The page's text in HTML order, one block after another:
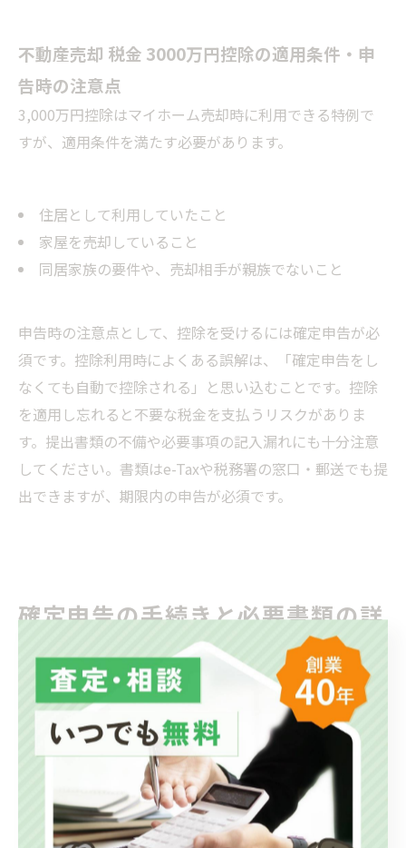
不動産売却 税金 3000万円控除の適用条件・申
告時の注意点
3,000万円控除はマイホーム売却時に利用できる特例で
すが、適用条件を満たす必要があります。
住居として利用していたこと
家屋を売却していること
同居家族の要件や、売却相手が親族でないこと
申告時の注意点として、控除を受けるには確定申告が必
須です。控除利用時によくある誤解は、「確定申告をし
なくても自動で控除される」と思い込むことです。控除
を適用し忘れると不要な税金を支払うリスクがありま
す。提出書類の不備や必要事項の記入漏れにも十分注意
してください。書類はe-Taxや税務署の窓口・郵送でも提
出できますが、期限内の申告が必須です。
確定申告の手続きと必要書類の詳
不動産売却時の確定申告は、正確な準備と手続きが重要
です。売却による税金の申告は、期限を守り正しい書類
を揃えることで不要なトラブルを回避できます。申告の
流れは、譲渡所得の計算から必要書類の準備、申告書類